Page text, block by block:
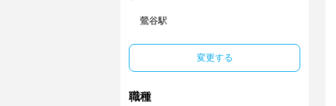
鶯谷駅
変更する
職種